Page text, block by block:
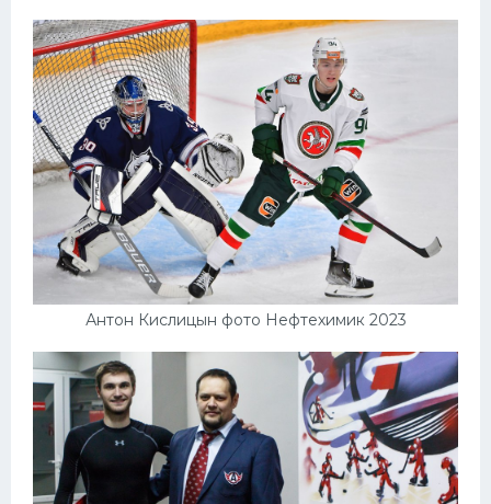
Антон Кислицын фото Нефтехимик 2023